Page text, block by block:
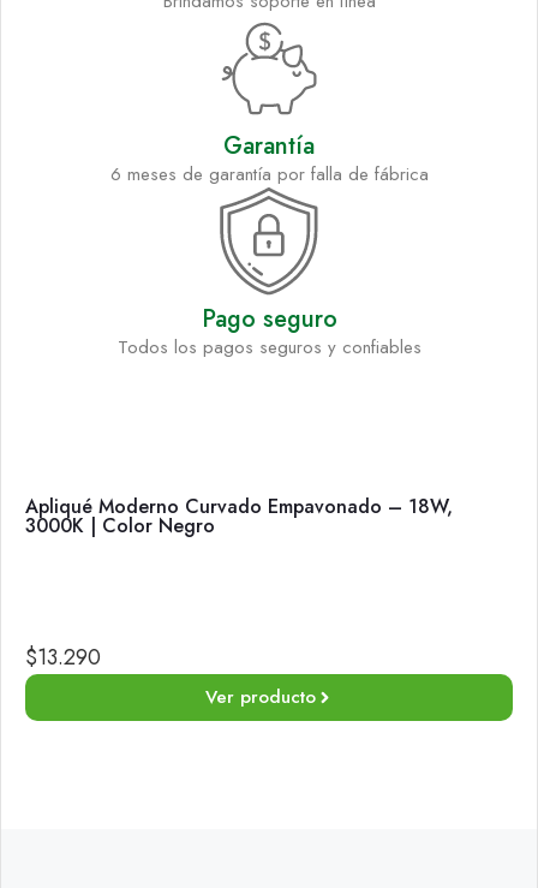
Garantía
6 meses de garantía por falla de fábrica
Pago seguro
Todos los pagos seguros y confiables
Apliqué Moderno Curvado Empavonado – 18W,
3000K | Color Negro
$13.290
Ver producto